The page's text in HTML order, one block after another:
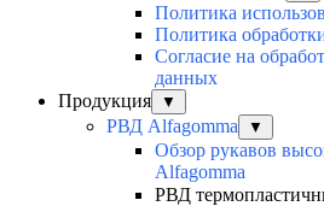
Политика
Политика
Согласие на
данных
Продукция
▼
РВД Alfagomma ▼
Обзор рукавов
Alfagomma
РВД